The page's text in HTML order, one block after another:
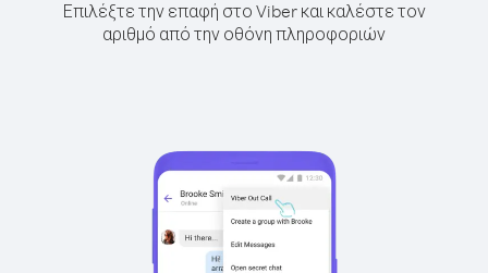
Επιλέξτε την επαφή στο Viber και καλέστε τον
αριθμό από την οθόνη πληροφοριών